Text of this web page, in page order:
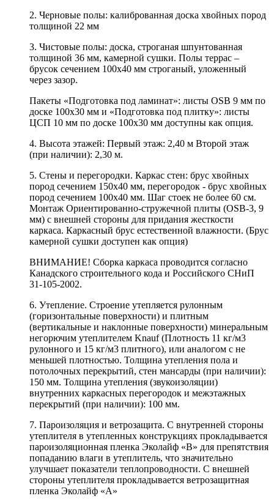
2. Черновые полы: калиброванная доска хвойных пород
толщиной 22 мм
3. Чистовые полы: доска, строганая шпунтованная
толщиной 36 мм, камерной сушки. Полы террас –
брусок сечением 100х40 мм строганый, уложенный
через зазор.
Пакеты «Подготовка под ламинат»: листы OSB 9 мм по
доске 100х30 мм и «Подготовка под плитку»: листы
ЦСП 10 мм по доске 100х30 мм доступны как опция.
4. Высота этажей: Первый этаж: 2,40 м Второй этаж
(при наличии): 2,30 м.
5. Стены и перегородки. Каркас стен: брус хвойных
пород сечением 150х40 мм, перегородок - брус хвойных
пород сечением 100х40 мм. Шаг стоек не более 60 см.
Монтаж Ориентированно-стружечной плиты (OSB-3, 9
мм) с внешней стороны для придания жесткости
каркаса. Каркасный брус естественной влажности. (Брус
камерной сушки доступен как опция)
ВНИМАНИЕ! Сборка каркаса проводится согласно
Канадского строительного кода и Российского СНиП
31-105-2002.
6. Утепление. Строение утепляется рулонным
(горизонтальные поверхности) и плитным
(вертикальные и наклонные поверхности) минеральным
негорючим утеплителем Knauf (Плотность 11 кг/м3
рулонного и 15 кг/м3 плитного), или аналогом с не
меньшей плотностью. Толщина утепления пола и
потолочных перекрытий, стен мансарды (при наличии):
150 мм. Толщина утепления (звукоизоляции)
внутренних каркасных перегородок и межэтажных
перекрытий (при наличии): 100 мм.
7. Пароизоляция и ветрозащита. С внутренней стороны
утеплителя в утепленных конструкциях прокладывается
пароизоляционная пленка Эколайф «В» для препятствия
попаданию влаги в утеплитель, что значительно
улучшает показатели теплопроводности. С внешней
стороны утеплителя прокладывается ветрозащитная
пленка Эколайф «А»